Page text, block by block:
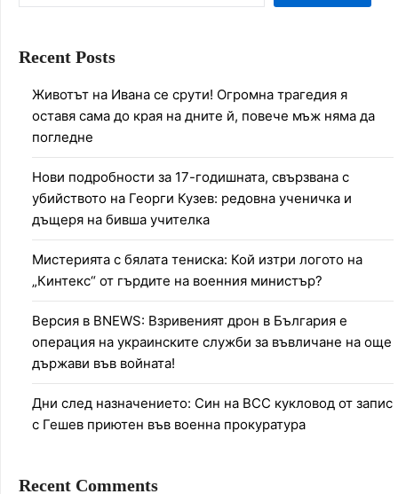
Recent Posts
Животът на Ивана се срути! Огромна трагедия я
оставя сама до края на дните й, повече мъж няма да
погледне
Нови подробности за 17-годишната, свързвана с
убийството на Георги Кузев: редовна ученичка и
дъщеря на бивша учителка
Мистерията с бялата тениска: Кой изтри логото на
„Кинтекс“ от гърдите на военния министър?
Версия в BNEWS: Взривеният дрон в България е
операция на украинските служби за въвличане на още
държави във войната!
Дни след назначението: Син на ВСС кукловод от запис
с Гешев приютен във военна прокуратура
Recent Comments